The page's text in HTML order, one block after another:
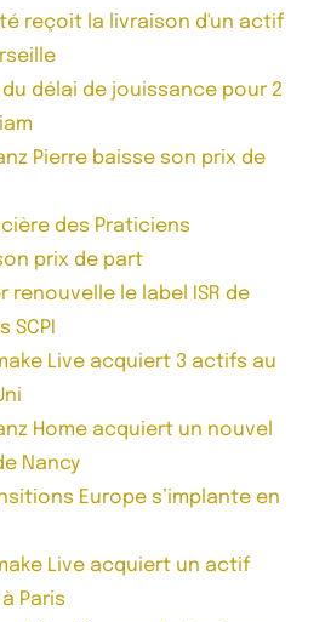
reçoit la livraison d'un actif
délai de jouissance pour 2
Pierre baisse son prix de
des Praticiens
prix de part
renouvelle le label ISR de
SCPI
Live acquiert 3 actifs au
Home acquiert un nouvel
Nancy
Europe s’implante en
Live acquiert un actif
Paris